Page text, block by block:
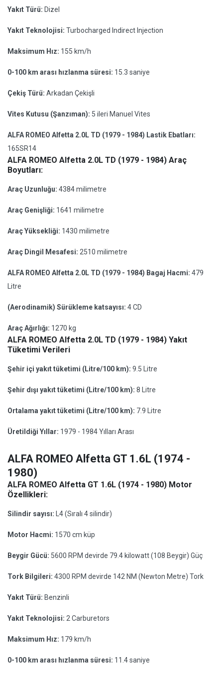
Yakıt Türü: Dizel
Yakıt Teknolojisi: Turbocharged Indirect Injection
Maksimum Hız: 155 km/h
0-100 km arası hızlanma süresi: 15.3 saniye
Çekiş Türü: Arkadan Çekişli
Vites Kutusu (Şanzıman): 5 ileri Manuel Vites
ALFA ROMEO Alfetta 2.0L TD (1979 - 1984) Lastik Ebatları:
165SR14
ALFA ROMEO Alfetta 2.0L TD (1979 - 1984) Araç
Boyutları:
Araç Uzunluğu: 4384 milimetre
Araç Genişliği: 1641 milimetre
Araç Yüksekliği: 1430 milimetre
Araç Dingil Mesafesi: 2510 milimetre
ALFA ROMEO Alfetta 2.0L TD (1979 - 1984) Bagaj Hacmi: 479
Litre
(Aerodinamik) Sürükleme katsayısı: 4 CD
Araç Ağırlığı: 1270 kg
ALFA ROMEO Alfetta 2.0L TD (1979 - 1984) Yakıt
Tüketimi Verileri
Şehir içi yakıt tüketimi (Litre/100 km): 9.5 Litre
Şehir dışı yakıt tüketimi (Litre/100 km): 8 Litre
Ortalama yakıt tüketimi (Litre/100 km): 7.9 Litre
Üretildiği Yıllar: 1979 - 1984 Yılları Arası
ALFA ROMEO Alfetta GT 1.6L (1974 -
1980)
ALFA ROMEO Alfetta GT 1.6L (1974 - 1980) Motor
Özellikleri:
Silindir sayısı: L4 (Sıralı 4 silindir)
Motor Hacmi: 1570 cm küp
Beygir Gücü: 5600 RPM devirde 79.4 kilowatt (108 Beygir) Güç
Tork Bilgileri: 4300 RPM devirde 142 NM (Newton Metre) Tork
Yakıt Türü: Benzinli
Yakıt Teknolojisi: 2 Carburetors
Maksimum Hız: 179 km/h
0-100 km arası hızlanma süresi: 11.4 saniye